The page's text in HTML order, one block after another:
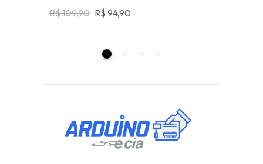
R$109,90 O
Era:
R$ 94,90